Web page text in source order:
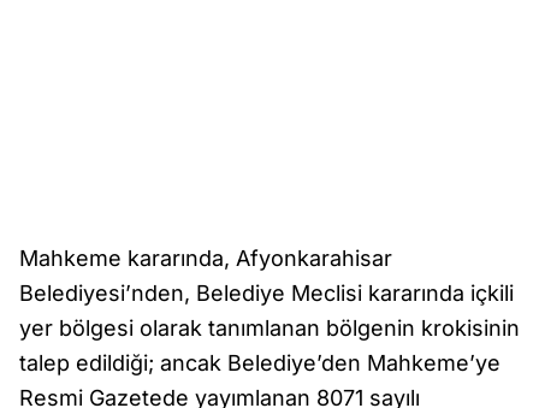
Mahkeme kararında, Afyonkarahisar
Belediyesi’nden, Belediye Meclisi kararında içkili
yer bölgesi olarak tanımlanan bölgenin krokisinin
talep edildiği; ancak Belediye’den Mahkeme’ye
Resmi Gazetede yayımlanan 8071 sayılı